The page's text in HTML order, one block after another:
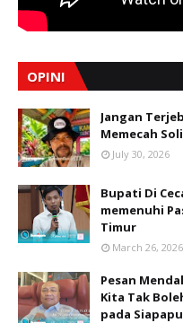
OPINI
Jangan
Memecah
July 30, 2026
Bupati Di
memenuhi
Timur
March 26, 2026
Pesan
Kita Tak
pada